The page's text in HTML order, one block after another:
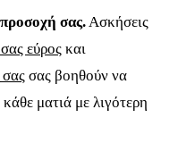
σας.Ασκήσεις
εύρος και
σας βοηθούν να
ματιά με λιγότερη